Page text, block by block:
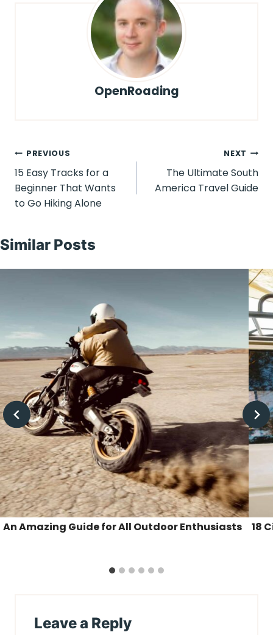
OpenRoading
Post
navigation
PREVIOUS
15 Easy Tracks for a
Beginner That Wants
to Go Hiking Alone
NEXT
The Ultimate South
America Travel Guide
Similar Posts
An Amazing Guide for All Outdoor Enthusiasts 18
Leave a Reply